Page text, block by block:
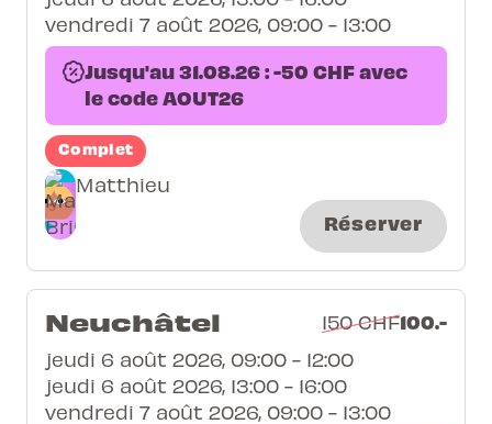
vendredi 7 août 2026, 09:00 - 13:00
Jusqu'au 31.08.26 : -50 CHF avec
le code AOUT26
Complet
Matthieu
Réserver
Neuchâtel 150 CHF100.-
jeudi 6 août 2026, 09:00 - 12:00
jeudi 6 août 2026, 13:00 - 16:00
vendredi 7 août 2026, 09:00 - 13:00